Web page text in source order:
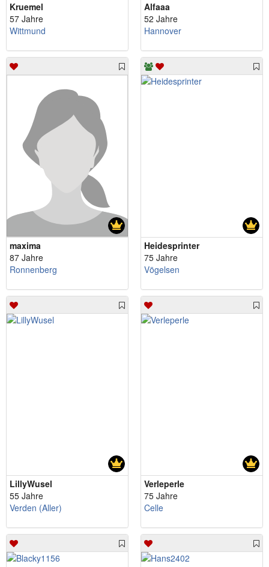
Kruemel
57 Jahre
Wittmund
Alfaaa
52 Jahre
Hannover
maxima
87 Jahre
Ronnenberg
Heidesprinter
75 Jahre
Vögelsen
LillyWusel
55 Jahre
Verden (Aller)
Verleperle
75 Jahre
Celle